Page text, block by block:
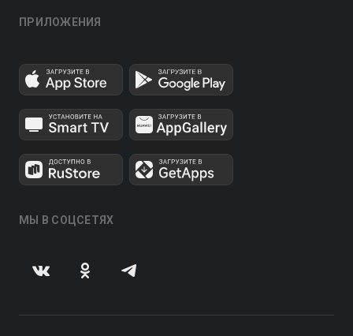
ПРИЛОЖЕНИЯ
МЫ В СОЦСЕТЯХ